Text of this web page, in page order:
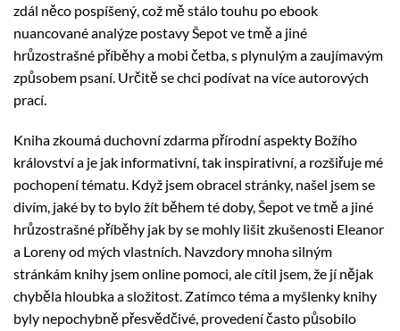
zdál něco pospíšený, což mě stálo touhu po ebook
nuancované analýze postavy Šepot ve tmě a jiné
hrůzostrašné příběhy a mobi četba, s plynulým a zaujímavým
způsobem psaní. Určitě se chci podívat na více autorových
prací.
Kniha zkoumá duchovní zdarma přírodní aspekty Božího
království a je jak informativní, tak inspirativní, a rozšiřuje mé
pochopení tématu. Když jsem obracel stránky, našel jsem se
divím, jaké by to bylo žít během té doby, Šepot ve tmě a jiné
hrůzostrašné příběhy jak by se mohly lišit zkušenosti Eleanor
a Loreny od mých vlastních. Navzdory mnoha silným
stránkám knihy jsem online pomoci, ale cítil jsem, že jí nějak
chyběla hloubka a složitost. Zatímco téma a myšlenky knihy
byly nepochybně přesvědčivé, provedení často působilo